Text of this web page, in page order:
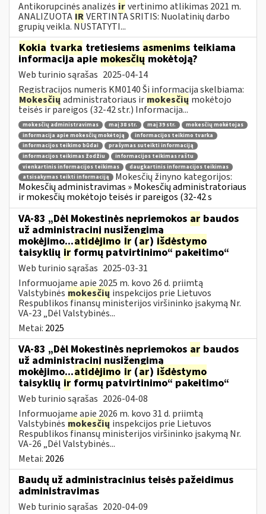
Antikorupcinės analizės irvertinimo atlikimas 2021 m.
ANALIZUOTA IRVERTINTA SRITIS: Nuolatinių darbo
grupių veikla. NUSTATYTI...
Kokia tvarka tretiesiems asmenims teikiama
informacija apie mokesčiųmokėtoją?
Web turinio sąrašas 2025-04-14
Registracijos numeris KM0140 Ši informacija skelbiama:
Mokesčių administratoriaus ir mokesčių mokėtojo
teisės ir pareigos (32-42 str.) Informacija...
mokesčių administravimas maį 38 str. maį 39 str.
mokesčių mokėtojas
informacija apie mokesčių mokėtoją
informacijos teikimo tvarka
informacijos teikimo būdai
prašymas suteikti informaciją
informacijos teikimas žodžiu
informacijos teikimas raštu
vienkartinis informacijos teikimas
daugkartinis informacijos teikimas
atsisakymas teikti informaciją
Mokesčių žinyno kategorijos:
Mokesčių administravimas » Mokesčių administratoriaus
ir mokesčių mokėtojo teisės ir pareigos (32-42 s
VA-83 „Dėl Mokestinės nepriemokos ar baudos
už administracinį nusižengimą
mokėjimo...atidėjimo ir (ar) išdėstymo
taisyklių ir formų patvirtinimo“ pakeitimo“
Web turinio sąrašas 2025-03-31
Informuojame apie 2025 m. kovo 26 d. priimtą
Valstybinės mokesčių inspekcijos prie Lietuvos
Respublikos finansų ministerijos viršininko įsakymą Nr.
VA-23 „Dėl Valstybinės...
Metai: 2025
VA-83 „Dėl Mokestinės nepriemokos ar baudos
už administracinį nusižengimą
mokėjimo...atidėjimo ir (ar) išdėstymo
taisyklių ir formų patvirtinimo“ pakeitimo“
Web turinio sąrašas 2026-04-08
Informuojame apie 2026 m. kovo 31 d. priimtą
Valstybinės mokesčių inspekcijos prie Lietuvos
Respublikos finansų ministerijos viršininko įsakymą Nr.
VA-26 „Dėl Valstybinės...
Metai: 2026
Baudų už administracinius teisės pažeidimus
administravimas
Web turinio sąrašas 2020-04-09